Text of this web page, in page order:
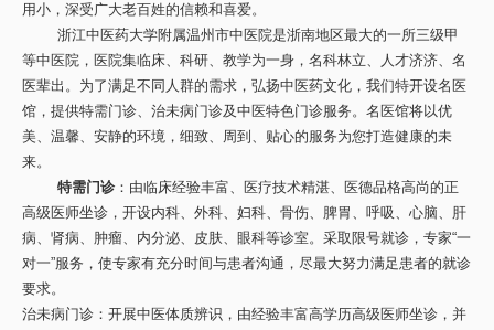
用小，深受广大老百姓的信赖和喜爱。
浙江中医药大学附属温州市中医院是浙南地区最大的一所三级甲
等中医院，医院集临床、科研、教学为一身，名科林立、人才济济、名
医辈出。为了满足不同人群的需求，弘扬中医药文化，我们特开设名医
馆，提供特需门诊、治未病门诊及中医特色门诊服务。名医馆将以优
美、温馨、安静的环境，细致、周到、贴心的服务为您打造健康的未
来。
特需门诊 ：由临床经验丰富、医疗技术精湛、医德品格高尚的正
高级医师坐诊，开设内科、外科、妇科、骨伤、脾胃、呼吸、心脑、肝
病、肾病、肿瘤、内分泌、皮肤、眼科等诊室。采取限号就诊，专家“一
对一”服务，使专家有充分时间与患者沟通，尽最大努力满足患者的就诊
要求。
治未病门诊：开展中医体质辨识，由经验丰富高学历高级医师坐诊，并